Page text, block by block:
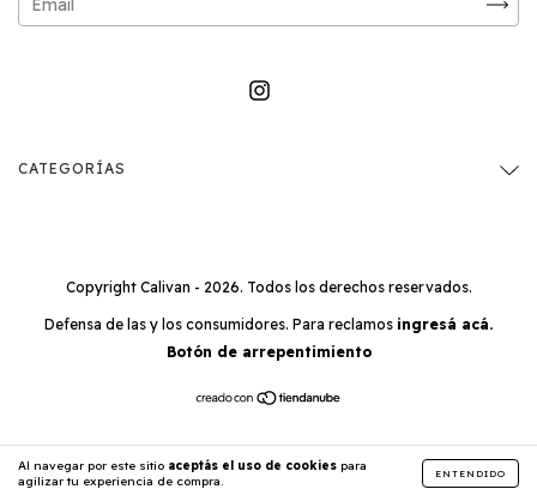
Al navegar por este sitio aceptás el uso de cookies para
agilizar tu experiencia de compra.
ENTENDIDO
CATEGORÍAS
Copyright Calivan - 2026. Todos los derechos reservados.
Defensa de las y los consumidores. Para reclamos ingresá acá.
Botón de arrepentimiento